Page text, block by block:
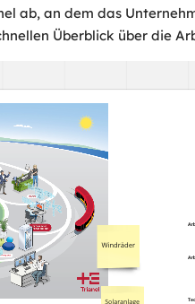
ab, an dem das
Überblick über die